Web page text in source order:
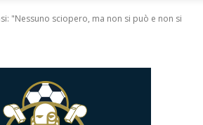
"Nessuno sciopero, ma non si può e non si